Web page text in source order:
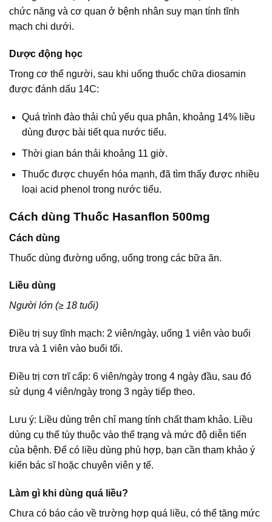
chức năng và cơ quan ở bệnh nhân suy mạn tính tĩnh
mạch chi dưới.
Dược động học
Trong cơ thể người, sau khi uống thuốc chữa diosamin
được đánh dấu 14C:
Quá trình đào thải chủ yếu qua phân, khoảng 14% liều
dùng được bài tiết qua nước tiểu.
Thời gian bán thải khoảng 11 giờ.
Thuốc được chuyển hóa mạnh, đã tìm thấy được nhiều
loại acid phenol trong nước tiểu.
Cách dùng Thuốc Hasanflon 500mg
Cách dùng
Thuốc dùng đường uống, uống trong các bữa ăn.
Liều dùng
Người lớn (≥ 18 tuổi)
Điều trị suy tĩnh mạch: 2 viên/ngày, uống 1 viên vào buổi
trưa và 1 viên vào buổi tối.
Điều trị cơn trĩ cấp: 6 viên/ngày trong 4 ngày đầu, sau đó
sử dụng 4 viên/ngày trong 3 ngày tiếp theo.
Lưu ý: Liều dùng trên chỉ mang tính chất tham khảo. Liều
dùng cụ thể tùy thuộc vào thể trạng và mức độ diễn tiến
của bệnh. Để có liều dùng phù hợp, bạn cần tham khảo ý
kiến bác sĩ hoặc chuyên viên y tế.
Làm gì khi dùng quá liều?
Chưa có báo cáo về trường hợp quá liều, có thể tăng mức